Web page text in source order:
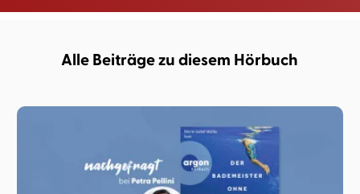
Alle Beiträge zu diesem Hörbuch